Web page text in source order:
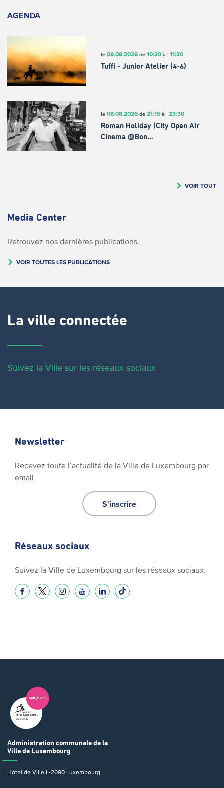
AGENDA
le 08.08.2026de 10:30à 11:30
Tuffi - Junior Atelier (4-6)
le 08.08.2026de 21:15à 23:30
Roman Holiday (City Open Air
Cinema @Bon…
VOIR TOUT
Media Center
Retrouvez nos dernières publications.
VOIR TOUTES LES PUBLICATIONS
La ville connectée
Suivez la Ville sur les réseaux sociaux
Newsletter
Recevez toute l’actualité de la Ville de Luxembourg par
email
S'inscrire
Réseaux sociaux
Suivez la Ville de Luxembourg sur les réseaux sociaux.
Administration communale de la
Ville de Luxembourg
Hôtel de Ville L-2090 Luxembourg